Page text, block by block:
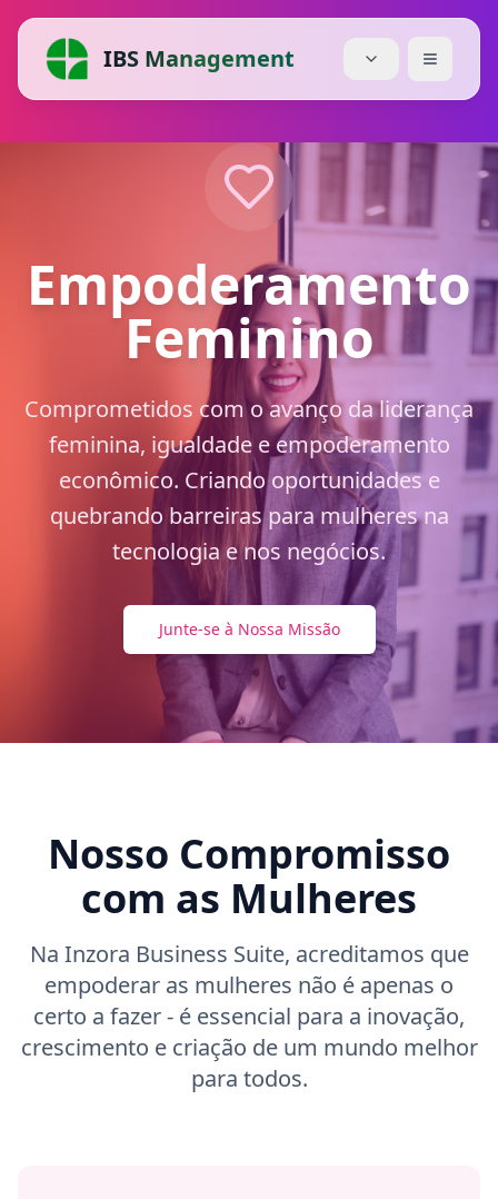
IBS Management
Início
Sobre Nós
Módulos
Descarregar
Contacto
Começar
Empoderamento
Feminino
Comprometidos com o avanço da liderança
feminina, igualdade e empoderamento
econômico. Criando oportunidades e
quebrando barreiras para mulheres na
tecnologia e nos negócios.
Junte-se à Nossa Missão
Nosso Compromisso
com as Mulheres
Na Inzora Business Suite, acreditamos que
empoderar as mulheres não é apenas o
certo a fazer - é essencial para a inovação,
crescimento e criação de um mundo melhor
para todos.